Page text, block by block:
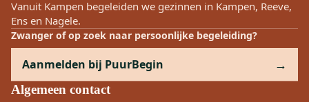
Vanuit Kampen begeleiden we gezinnen in Kampen, Reeve,
Ens en Nagele.
Zwanger of op zoek naar persoonlijke begeleiding?
Aanmelden bij PuurBegin
Algemeen contact